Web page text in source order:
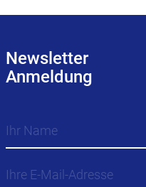
Newsletter
Anmeldung